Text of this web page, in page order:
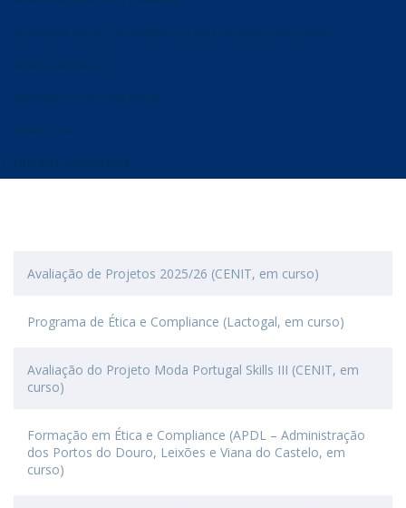
Avaliação de Projetos 2025/26 (CENIT, em curso)
Programa de Ética e Compliance (Lactogal, em curso)
Avaliação do Projeto Moda Portugal Skills III (CENIT, em
curso)
Formação em Ética e Compliance (APDL – Administração
dos Portos do Douro, Leixões e Viana do Castelo, em
curso)